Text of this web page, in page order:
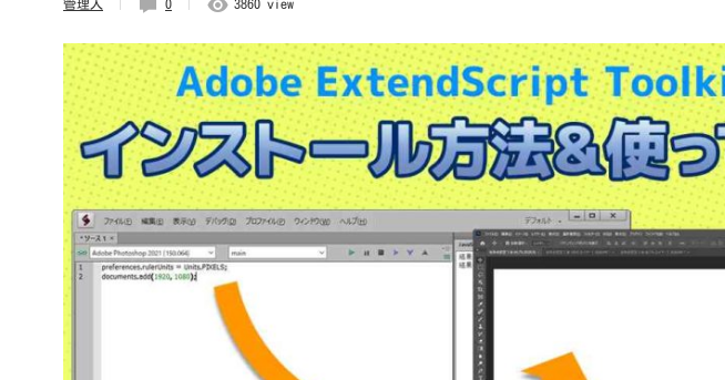
管理人 0 3860 view